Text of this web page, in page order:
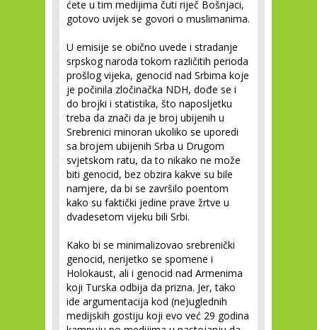
ćete u tim medijima čuti riječ Bošnjaci,
gotovo uvijek se govori o muslimanima.
U emisije se obično uvede i stradanje
srpskog naroda tokom različitih perioda
prošlog vijeka, genocid nad Srbima koje
je počinila zločinačka NDH, dođe se i
do brojki i statistika, što naposljetku
treba da znači da je broj ubijenih u
Srebrenici minoran ukoliko se uporedi
sa brojem ubijenih Srba u Drugom
svjetskom ratu, da to nikako ne može
biti genocid, bez obzira kakve su bile
namjere, da bi se završilo poentom
kako su faktički jedine prave žrtve u
dvadesetom vijeku bili Srbi.
Kako bi se minimalizovao srebrenički
genocid, nerijetko se spomene i
Holokaust, ali i genocid nad Armenima
koji Turska odbija da prizna. Jer, tako
ide argumentacija kod (ne)uglednih
medijskih gostiju koji evo već 29 godina